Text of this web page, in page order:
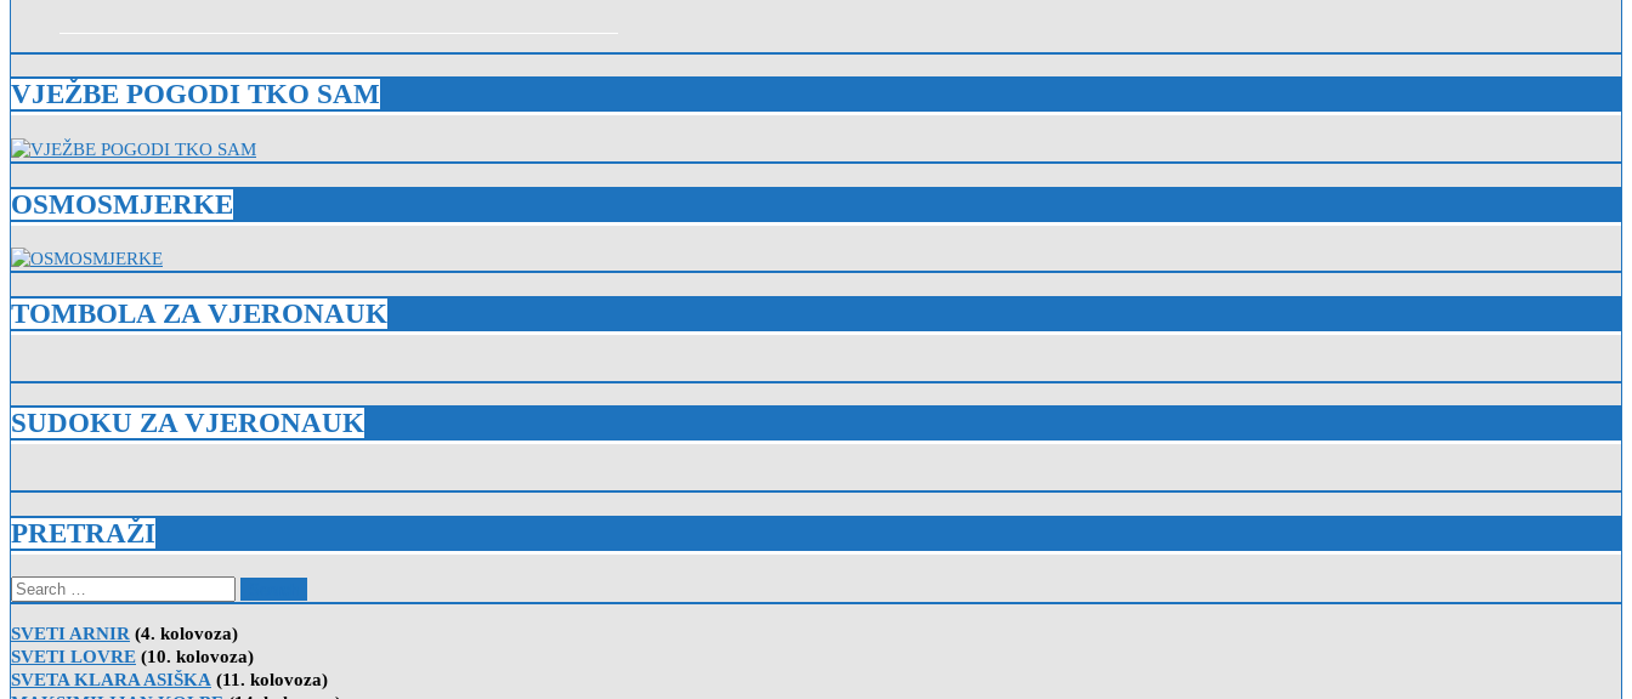
VJEŽBE POGODI TKO SAM
OSMOSMJERKE
TOMBOLA ZA VJERONAUK
SUDOKU ZA VJERONAUK
PRETRAŽI
Search
for:
SVETI ARNIR (4. kolovoza)
SVETI LOVRE (10. kolovoza)
SVETA KLARA ASIŠKA (11. kolovoza)